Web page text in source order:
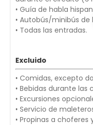
• Guía de habla
• Autobús/minibús de
• Todas las entradas.
Excluido
• Comidas, excepto
• Bebidas durante las
• Excursiones
• Servicio de
• Propinas a choferes